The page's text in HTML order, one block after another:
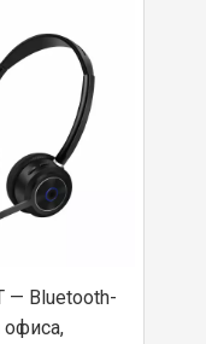
— Bluetooth-
офиса,